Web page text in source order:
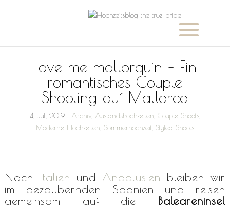
Love me mallorquin – Ein
romantisches Couple
Shooting auf Mallorca
4, Jul, 2019| Archiv, Auslandshochzeiten Couple Shoots,
Moderne Hochzeiten Sommerhochzeit, Styled Shoots
Nach Italien und Andalusien bleiben wir
im bezaubernden Spanien und reisen
gemeinsam auf die Baleareninsel